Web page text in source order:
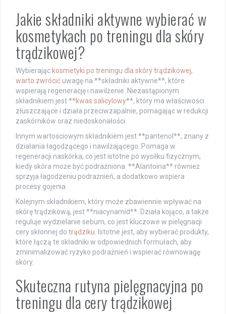
Jakie składniki aktywne wybierać w
kosmetykach po treningu dla skóry
trądzikowej?
Wybierając kosmetyki po treningu dla skóry trądzikowej,
warto zwrócić uwagę na **składniki aktywne**, które
wspierają regenerację i nawilżenie. Niezastąpionym
składnikiem jest **kwas salicylowy**, który ma właściwości
złuszczające i działa przeciwzapalnie, pomagając w redukcji
zaskórników oraz niedoskonałości.
Innym wartościowym składnikiem jest **pantenol**, znany z
działania łagodzącego i nawilżającego. Pomaga w
regeneracji naskórka, co jest istotne po wysiłku fizycznym,
kiedy skóra może być podrażniona. **Alantoina** również
sprzyja łagodzeniu podrażnień, a dodatkowo wspiera
procesy gojenia.
Kolejnym składnikiem, który może zbawiennie wpływać na
skórę trądzikową, jest **niacynamid**. Działa kojąco, a także
reguluje wydzielanie sebum, co jest kluczowe w pielęgnacji
cery skłonnej do trądziku . Istotne jest, aby wybierać produkty,
które łączą te składniki w odpowiednich formułach, aby
zminimalizować ryzyko podrażnień i wspierać równowagę
skóry.
Skuteczna rutyna pielęgnacyjna po
treningu dla cery trądzikowej